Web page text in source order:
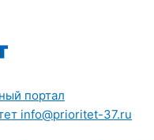
портал
info@prioritet-37.ru